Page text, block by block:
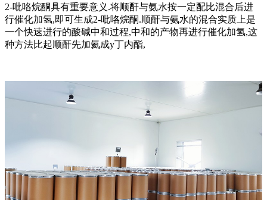
2-吡咯烷酮具有重要意义.将顺酐与氨水按一定配比混合后进
行催化加氢,即可生成2-吡咯烷酮.顺酐与氨水的混合实质上是
一个快速进行的酸碱中和过程,中和的产物再进行催化加氢,这
种方法比起顺酐先加氦成y丁内酯,